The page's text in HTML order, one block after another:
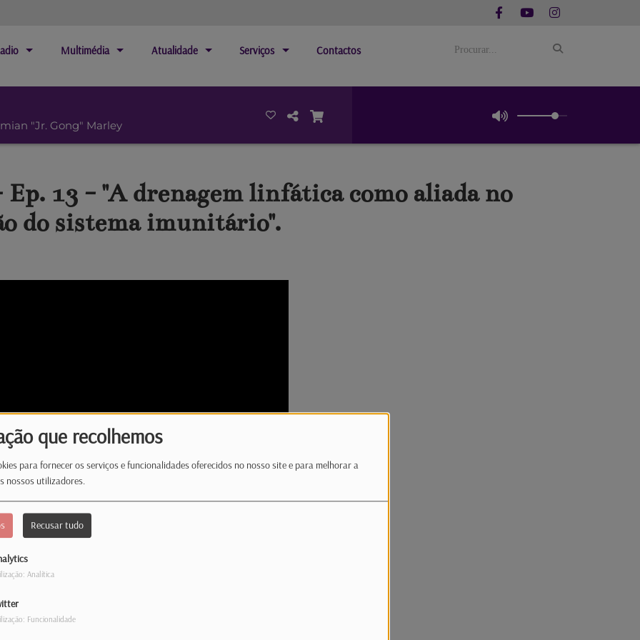
que recolhemos
para fornecer os serviços e funcionalidades oferecidos no nosso site e para melhorar a
nossos utilizadores.
Recusar tudo
Analítica
Funcionalidade
Multimédia Atualidade Serviços Contactos
"Jr. Gong" Marley
13 - "A drenagem linfática como aliada no
do sistema imunitário".
como a